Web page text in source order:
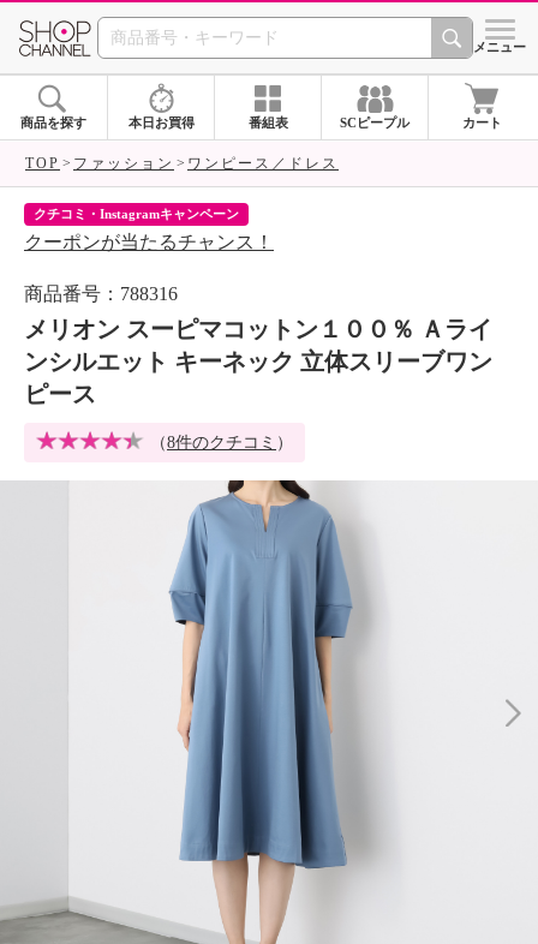
SHOP CHANNEL シメニュー
商品を探す 本日お買得 番組表 SCピープル カート
TOP ファッション ワンピース／ドレス
クチコミ・Instagramキャンペーン
クーポンが当たるチャンス！
商品番号：788316
メリオン スーピマコットン１００％ Ａライ
ンシルエット キーネック 立体スリーブワン
ピース
（8件のクチコミ ）